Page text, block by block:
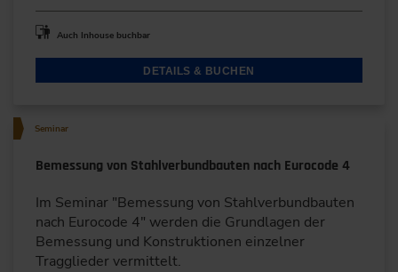
Auch Inhouse buchbar
DETAILS & BUCHEN
Seminar
Bemessung von Stahlverbundbauten nach Eurocode 4
Im Seminar "Bemessung von Stahlverbundbauten
nach Eurocode 4" werden die Grundlagen der
Bemessung und Konstruktionen einzelner
Tragglieder vermittelt.